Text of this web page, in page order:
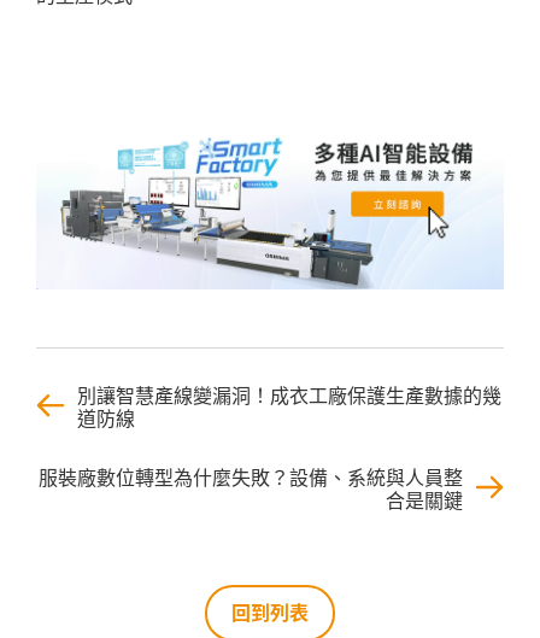
別讓智慧產線變漏洞！成衣工廠保護生產數據的幾
道防線
服裝廠數位轉型為什麼失敗？設備、系統與人員整
合是關鍵
回到列表